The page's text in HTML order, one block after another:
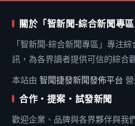
關於「智新聞-綜合新聞專區
「智新聞-綜合新聞專區」專注
訊，為各界讀者提供可信的綜合
本站由 智聞捷發新聞發佈平台
合作・提案・試發新聞
歡迎企業、品牌與各界夥伴與我